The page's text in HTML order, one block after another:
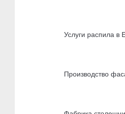
Услуги распила в
Производство